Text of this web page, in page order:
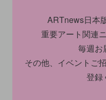
ARTnews日本
重要アート関連
毎週お
その他、イベントご
登録